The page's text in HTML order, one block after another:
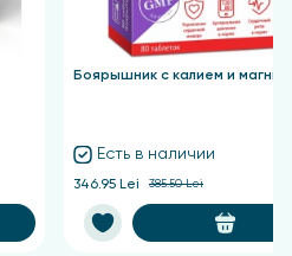
Боярышник с калием и
Есть в наличии
346.95 Lei 385.50 Lei